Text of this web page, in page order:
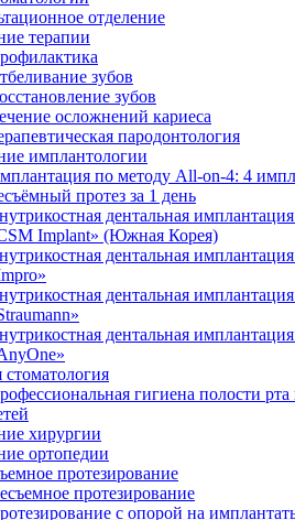
отделение
терапии
зубов
зубов
осложнений кариеса
пародонтология
имплантологии
по методу All-on-4: 4
протез за 1 день
дентальная
Implant» (Южная Корея)
дентальная
дентальная
дентальная
стоматология
гигиена полости рта
хирургии
ортопедии
протезирование
протезирование
с опорой на